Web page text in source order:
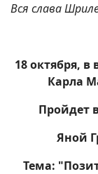
Вся слава
18 октября, в
Карла
Пройдет
Яной
Тема: